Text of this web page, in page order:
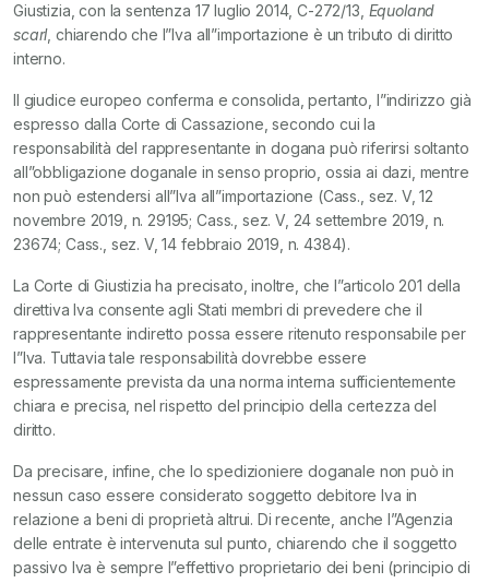
Giustizia, con la sentenza 17 luglio 2014, C-272/13, Equoland
scarl, chiarendo che l”Iva all”importazione è un tributo di diritto
interno.
Il giudice europeo conferma e consolida, pertanto, l”indirizzo già
espresso dalla Corte di Cassazione, secondo cui la
responsabilità del rappresentante in dogana può riferirsi soltanto
all”obbligazione doganale in senso proprio, ossia ai dazi, mentre
non può estendersi all”Iva all”importazione (Cass., sez. V, 12
novembre 2019, n. 29195; Cass., sez. V, 24 settembre 2019, n.
23674; Cass., sez. V, 14 febbraio 2019, n. 4384).
La Corte di Giustizia ha precisato, inoltre, che l”articolo 201 della
direttiva Iva consente agli Stati membri di prevedere che il
rappresentante indiretto possa essere ritenuto responsabile per
l”Iva. Tuttavia tale responsabilità dovrebbe essere
espressamente prevista da una norma interna sufficientemente
chiara e precisa, nel rispetto del principio della certezza del
diritto.
Da precisare, infine, che lo spedizioniere doganale non può in
nessun caso essere considerato soggetto debitore Iva in
relazione a beni di proprietà altrui. Di recente, anche l”Agenzia
delle entrate è intervenuta sul punto, chiarendo che il soggetto
passivo Iva è sempre l”effettivo proprietario dei beni (principio di